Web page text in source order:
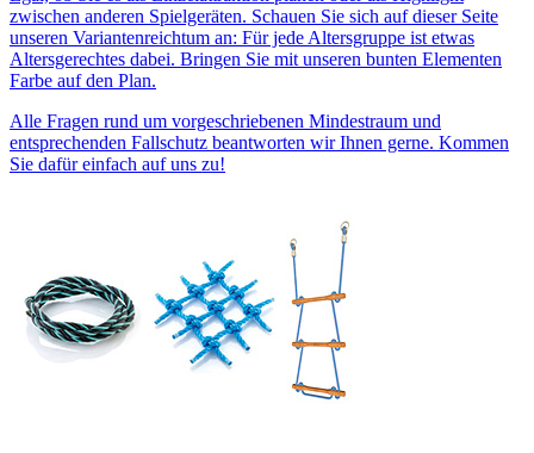
zwischen anderen Spielgeräten. Schauen Sie sich auf dieser Seite
unseren Variantenreichtum an: Für jede Altersgruppe ist etwas
Altersgerechtes dabei. Bringen Sie mit unseren bunten Elementen
Farbe auf den Plan.
Alle Fragen rund um vorgeschriebenen Mindestraum und
entsprechenden Fallschutz beantworten wir Ihnen gerne. Kommen
Sie dafür einfach auf uns zu!